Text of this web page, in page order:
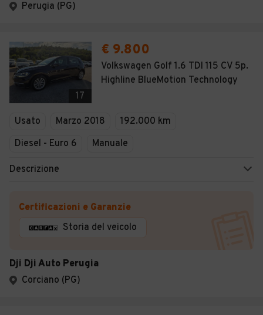
Perugia (PG)
17
€ 9.800
Volkswagen Golf 1.6 TDI 115 CV 5p.
Highline BlueMotion Technology
Usato Marzo 2018
192.000 km
Diesel - Euro 6
Manuale
Descrizione
Certificazioni e Garanzie
Storia del veicolo
Dji Dji Auto Perugia
Corciano (PG)